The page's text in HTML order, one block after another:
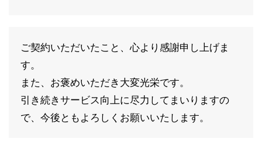
ご契約いただいたこと、心より感謝申し上げま
す。
また、お褒めいただき大変光栄です。
引き続きサービス向上に尽力してまいりますの
で、今後ともよろしくお願いいたします。